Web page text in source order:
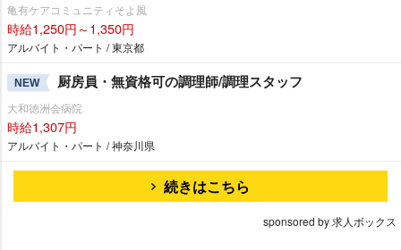
亀有ケアコミュニティそよ風
時給1,250円～1,350円
アルバイト・パート / 東京都
NEW 厨房員・無資格可の調理師/調理スタッフ
大和徳洲会病院
時給1,307円
アルバイト・パート / 神奈川県
続きはこちら
sponsored by 求人ボックス